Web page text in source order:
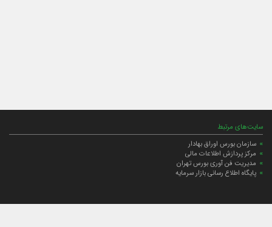
سایت‌های مرتبط
سازمان بورس اوراق بهادار
مرکز پردازش اطلاعات مالی
مدیریت فن آوری بورس تهران
پایگاه اطلاع رسانی بازار سرمایه
ارتباط با صندوق